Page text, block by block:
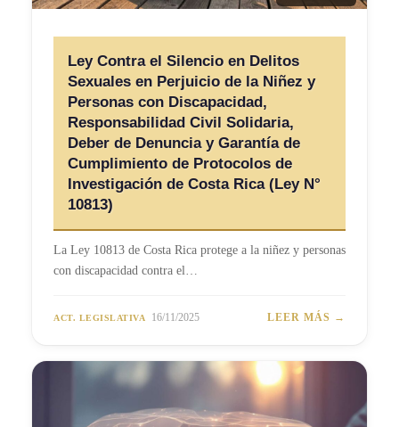
Ley Contra el Silencio en Delitos
Sexuales en Perjuicio de la Niñez y
Personas con Discapacidad,
Responsabilidad Civil Solidaria,
Deber de Denuncia y Garantía de
Cumplimiento de Protocolos de
Investigación de Costa Rica (Ley N°
10813)
La Ley 10813 de Costa Rica protege a la niñez y personas
con discapacidad contra el…
ACT. LEGISLATIVA 16/11/2025 LEER MÁS →